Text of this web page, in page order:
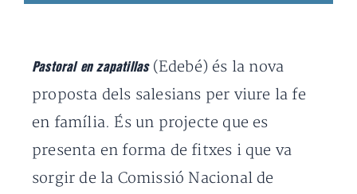
Pastoral en zapatillas(Edebé) és la nova
proposta dels salesians per viure la fe
en família. És un projecte que es
presenta en forma de fitxes i que va
sorgir de la Comissió Nacional de